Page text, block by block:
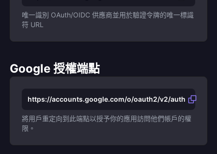
唯一識別 OAuth/OIDC 供應商並用於驗證令牌的唯一標識
符 URL
Google 授權端點
https://accounts.google.com/o/oauth2/v2/auth
將用戶重定向到此端點以授予你的應用訪問他們帳戶的權
限。